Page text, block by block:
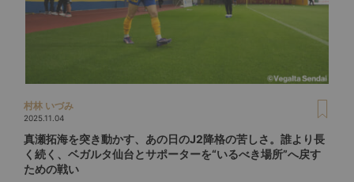
村林 いづみ
2025.11.04
真瀬拓海を突き動かす、あの日のJ2降格の苦しさ。誰より長
く続く、ベガルタ仙台とサポーターを“いるべき場所”へ戻す
ための戦い